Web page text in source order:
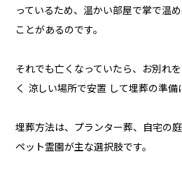
っているため、温かい部屋で掌で温
ことがあるのです。
それでも亡くなっていたら、お別れ
く 涼しい場所で安置 して埋葬の準備
埋葬方法は、プランター葬、自宅の
ペット霊園が主な選択肢です。